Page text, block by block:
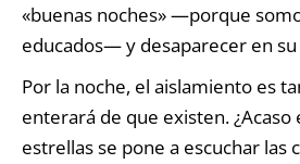
«buenas noches» —porque
educados— y desaparecer en
Por la noche, el aislamiento es
enterará de que existen.
estrellas se pone a escuchar las